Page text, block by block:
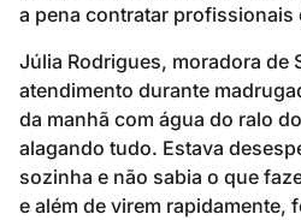
a pena contratar profissionais
Júlia Rodrigues, moradora de
atendimento durante
da manhã com água do ralo
alagando tudo. Estava
sozinha e não sabia o que
e além de virem rapidamente,